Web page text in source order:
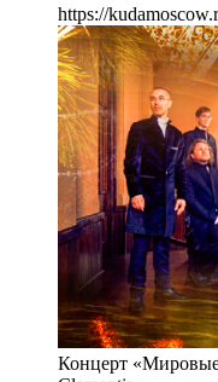
https://
Концерт «Мировые